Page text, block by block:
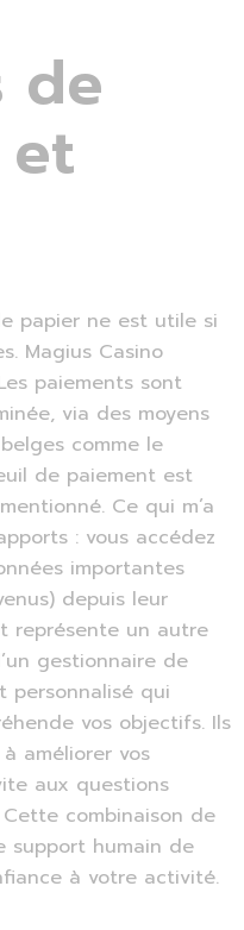
de
et
papier ne est utile si
Magius Casino
paiements sont
via des moyens
comme le
de paiement est
Ce qui m’a
: vous accédez
importantes
depuis leur
représente un autre
gestionnaire de
personnalisé qui
vos objectifs. Ils
améliorer vos
aux questions
combinaison de
support humain de
à votre activité.